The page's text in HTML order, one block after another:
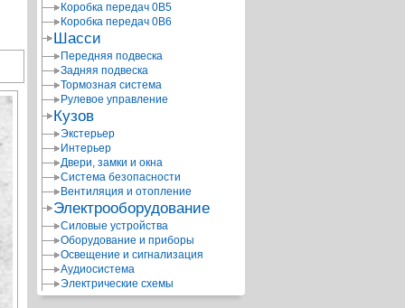
Коробка передач 0В5
Коробка передач 0В6
Шасси
Передняя подвеска
Задняя подвеска
Тормозная система
Рулевое управление
Кузов
Экстерьер
Интерьер
Двери, замки и окна
Система безопасности
Вентиляция и отопление
Электрооборудование
Силовые устройства
Оборудование и приборы
Освещение и сигнализация
Аудиосистема
Электрические схемы